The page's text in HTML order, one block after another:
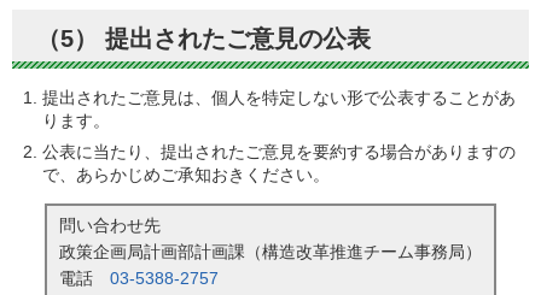
（5） 提出されたご意見の公表
提出されたご意見は、個人を特定しない形で公表することがあ
ります。
公表に当たり、提出されたご意見を要約する場合がありますの
で、あらかじめご承知おきください。
問い合わせ先
政策企画局計画部計画課（構造改革推進チーム事務局）
電話 03-5388-2757